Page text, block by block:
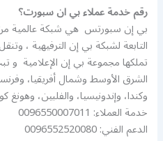
رقم خدمة عملاء بي ان سبورت؟
بي إن سبورتس ‏ هي شبكة عالمية من
التابعة لشبكة بي إن الترفيهية ‏،
تملكها مجموعة بي إن الإعلامية ‏ و
الشرق الأوسط وشمال أفريقيا،
وكندا، وإندونيسيا، والفلبين، وهونغ
خدمة العملاء: 0096550007011
الدعم الفني: 0096552520080